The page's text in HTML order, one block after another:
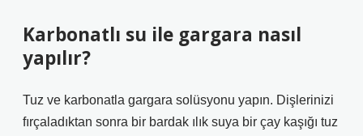
Karbonatlı su ile gargara nasıl
yapılır?
Tuz ve karbonatla gargara solüsyonu yapın. Dişlerinizi
fırçaladıktan sonra bir bardak ılık suya bir çay kaşığı tuz